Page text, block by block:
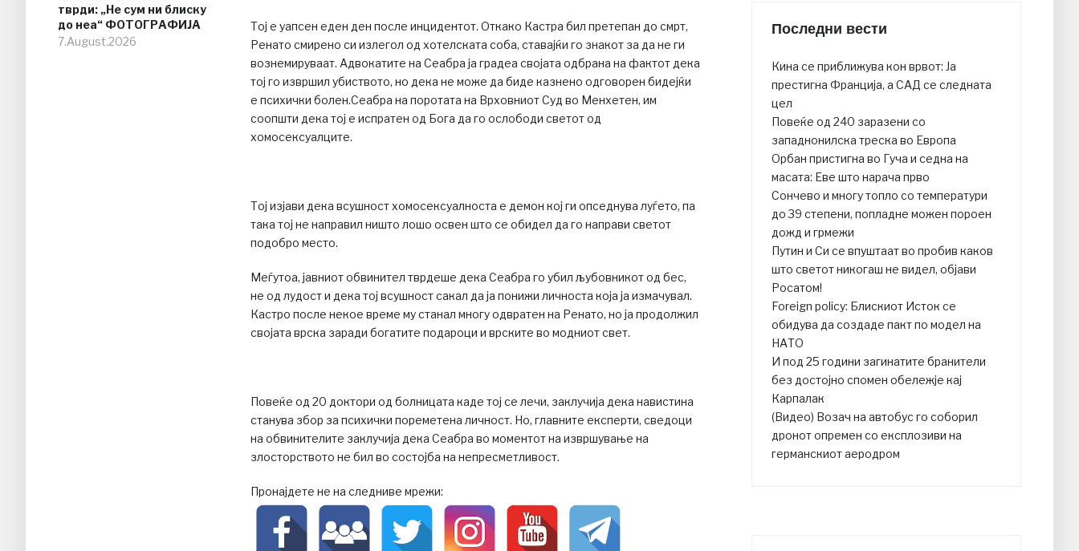
тврди: „Не сум ни блиску
до неа“ ФОТОГРАФИЈА
7.August.2026
Тој е уапсен еден ден после инцидентот. Откако Кастра бил претепан до смрт,
Ренато смирено си излегол од хотелската соба, ставајќи го знакот за да не ги
вознемируваат. Адвокатите на Сеабра ја градеа својата одбрана на фактот дека
тој го извршил убиството, но дека не може да биде казнено одговорен бидејќи
е психички болен.Сеабра на поротата на Врховниот Суд во Менхетен, им
соопшти дека тој е испратен од Бога да го ослободи светот од
хомосексуалците.
Тој изјави дека всушност хомосексуалноста е демон кој ги опседнува луѓето, па
така тој не направил ништо лошо освен што се обидел да го направи светот
подобро место.
Меѓутоа, јавниот обвинител тврдеше дека Сеабра го убил љубовникот од бес,
не од лудост и дека тој всушност сакал да ја понижи личноста која ја измачувал.
Кастро после некое време му станал многу одвратен на Ренато, но ја продолжил
својата врска заради богатите подароци и врските во модниот свет.
Повеќе од 20 доктори од болницата каде тој се лечи, заклучија дека навистина
станува збор за психички пореметена личност. Но, главните експерти, сведоци
на обвинителите заклучија дека Сеабра во моментот на извршување на
злосторството не бил во состојба на непресметливост.
Пронајдете не на следниве мрежи:
Последни вести
Кина се приближува кон врвот: Ја
престигна Франција, а САД се следната
цел
Повеќе од 240 заразени со
западнонилска треска во Европа
Орбан пристигна во Гуча и седна на
масата: Еве што нарача прво
Сончево и многу топло со температури
до 39 степени, попладне можен пороен
дожд и грмежи
Путин и Си се впуштаат во пробив каков
што светот никогаш не видел, објави
Росатом!
Foreign policy: Блискиот Исток се
обидува да создаде пакт по модел на
НАТО
И под 25 години загинатите бранители
без достојно спомен обележје кај
Карпалак
(Видео) Возач на автобус го соборил
дронот опремен со експлозиви на
германскиот аеродром